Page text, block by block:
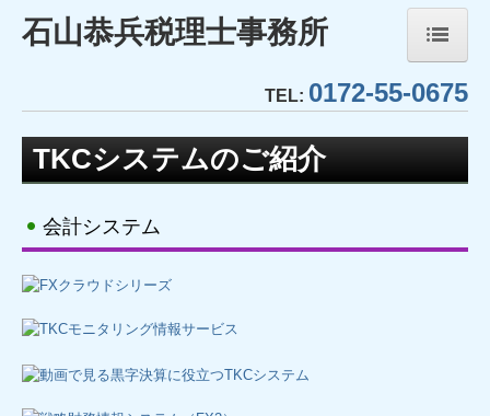
事務所紹介
業務内容
TKCシステムのご紹介
石山恭兵税理士事務所
TEL: 0172-55-0675
TKCシステムのご紹介
会計システム